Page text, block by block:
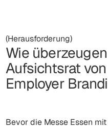
(Herausforderung)
Wie
Aufsichtsrat
Employer
Bevor die Messe Essen